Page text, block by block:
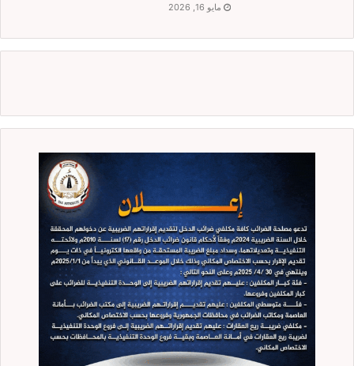
مايو 16, 2026